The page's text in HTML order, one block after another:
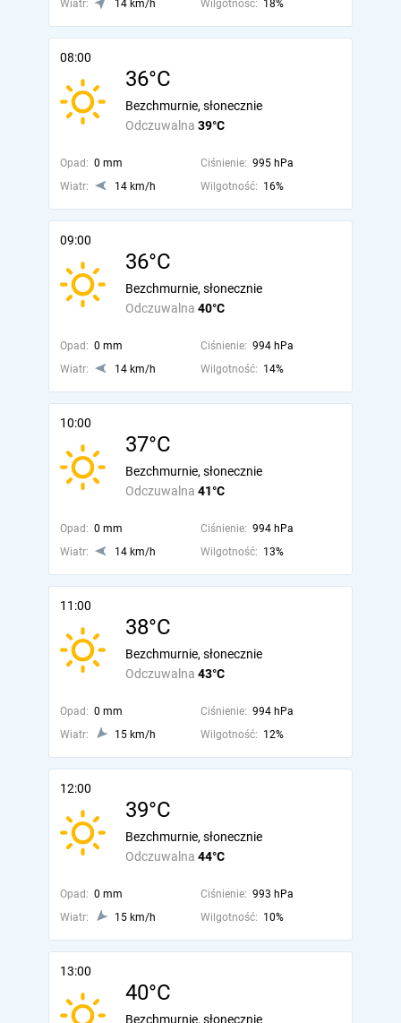
Wiatr: 14 km/h Wilgotność: 18%
08:00
36°C
Odczuwalna 39°C
Bezchmurnie, słonecznie
Opad: 0 mm Ciśnienie: 995 hPa
Wiatr:
14 km/h Wilgotność: 16%
09:00
36°C
Odczuwalna 40°C
Bezchmurnie, słonecznie
Opad: 0 mm Ciśnienie: 994 hPa
Wiatr:
14 km/h Wilgotność: 14%
10:00
37°C
Odczuwalna 41°C
Bezchmurnie, słonecznie
Opad: 0 mm Ciśnienie: 994 hPa
Wiatr:
14 km/h Wilgotność: 13%
11:00
38°C
Odczuwalna 43°C
Bezchmurnie, słonecznie
Opad: 0 mm Ciśnienie: 994 hPa
Wiatr:
15 km/h Wilgotność: 12%
12:00
39°C
Odczuwalna 44°C
Bezchmurnie, słonecznie
Opad: 0 mm Ciśnienie: 993 hPa
Wiatr:
15 km/h Wilgotność: 10%
13:00
40°C
Bezchmurnie, słonecznie